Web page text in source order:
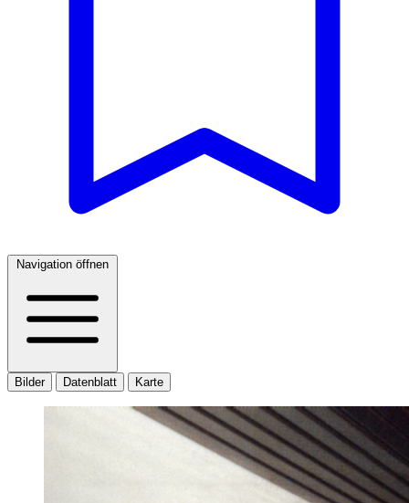
Navigation öffnen
Bilder Datenblatt Karte